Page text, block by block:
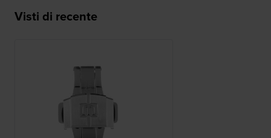
Visti di recente